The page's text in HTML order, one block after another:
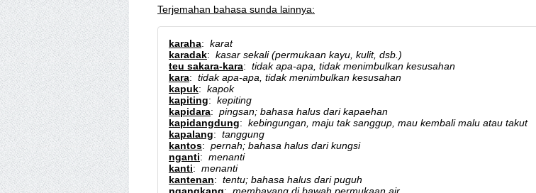
Terjemahan bahasa sunda lainnya:
karaha: karat
karadak: kasar sekali (permukaan kayu, kulit, dsb.)
teu sakara-kara: tidak apa-apa, tidak menimbulkan kesusahan
kara: tidak apa-apa, tidak menimbulkan kesusahan
kapuk: kapok
kapiting: kepiting
kapidara: pingsan; bahasa halus dari kapaehan
kapidangdung: kebingungan, maju tak sanggup, mau kembali malu atau takut
kapalang: tanggung
kantos: pernah; bahasa halus dari kungsi
nganti: menanti
kanti: menanti
kantenan: tentu; bahasa halus dari puguh